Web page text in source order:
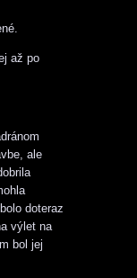
až po
ale
doteraz
výlet na
bol jej